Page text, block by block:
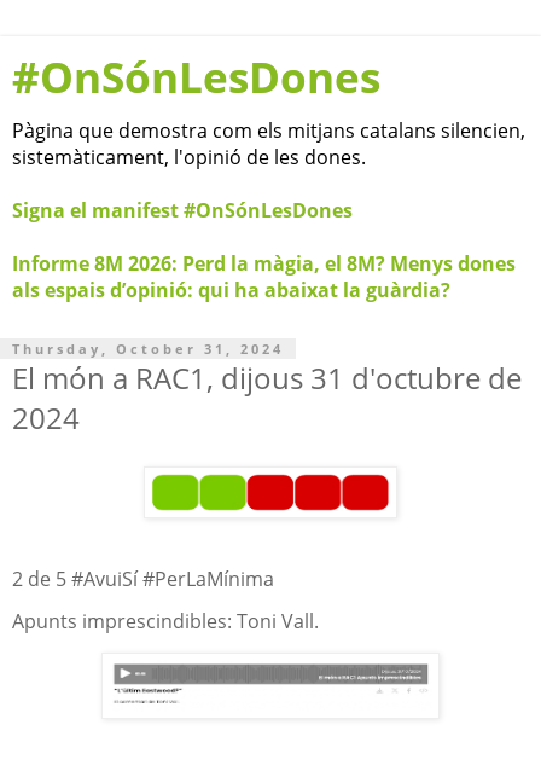
#OnSónLesDones
Pàgina que demostra com els mitjans catalans silencien,
sistemàticament, l'opinió de les dones.
Signa el manifest #OnSónLesDones
Informe 8M 2026: Perd la màgia, el 8M? Menys dones
als espais d’opinió: qui ha abaixat la guàrdia?
Thursday, October 31, 2024
El món a RAC1, dijous 31 d'octubre de
2024
2 de 5 #AvuiSí #PerLaMínima
Apunts imprescindibles: Toni Vall.